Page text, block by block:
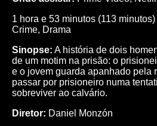
1 hora e 53 minutos (113
Crime, Drama
Sinopse: A história de dois
de um motim na prisão: o
e o jovem guarda apanhado pela
passar por prisioneiro numa
sobreviver ao calvário.
Diretor: Daniel Monzón